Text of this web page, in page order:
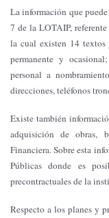
La información que
7 de la LOTAIP,
la cual existen 14
permanente y
personal a
direcciones, teléfonos
Existe también
adquisición de obras,
Financiera. Sobre esta
Públicas donde es
precontractuales de la
Respecto a los planes y